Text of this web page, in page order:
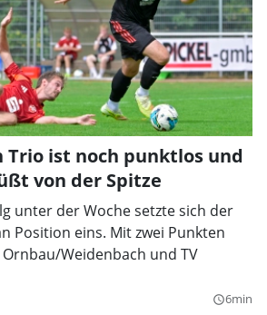
Trio ist noch punktlos und
von der Spitze
unter der Woche setzte sich der
Position eins. Mit zwei Punkten
Weidenbach und TV
query_builder6min